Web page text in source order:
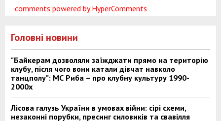
comments powered by HyperComments
Головні новини
"Байкерам дозволяли заїжджати прямо на територію
клубу, після чого вони катали дівчат навколо
танцполу": МС Риба – про клубну культуру 1990-
2000х
Лісова галузь України в умовах війни: сірі схеми,
незаконні порубки, пресинг силовиків та свавілля